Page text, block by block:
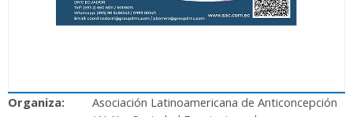
Organiza:
Asociación Latinoamericana de Anticoncepción